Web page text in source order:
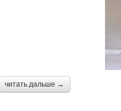
читать дальше →